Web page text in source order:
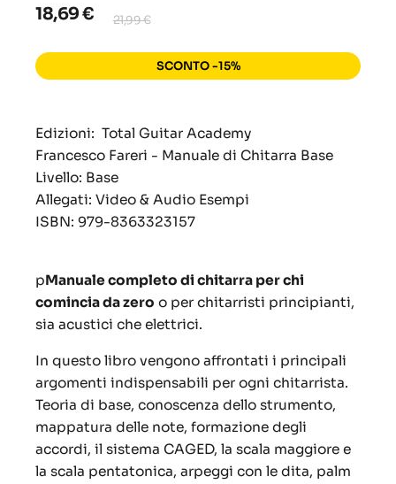
18,69 € 21,99 €
SCONTO -15%
Edizioni: Total Guitar Academy
Francesco Fareri - Manuale di Chitarra Base
Livello: Base
Allegati: Video & Audio Esempi
ISBN: 979-8363323157
pManuale completo di chitarra per chi
comincia da zero o per chitarristi principianti,
sia acustici che elettrici.
In questo libro vengono affrontati i principali
argomenti indispensabili per ogni chitarrista.
Teoria di base, conoscenza dello strumento,
mappatura delle note, formazione degli
accordi, il sistema CAGED, la scala maggiore e
la scala pentatonica, arpeggi con le dita, palm